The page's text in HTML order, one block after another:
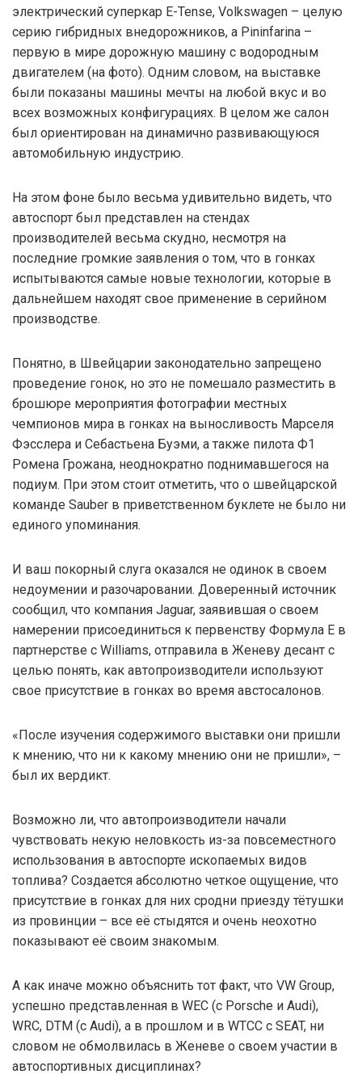
электрический суперкар E-Tense, Volkswagen – целую
серию гибридных внедорожников, а Pininfarina –
первую в мире дорожную машину с водородным
двигателем (на фото). Одним словом, на выставке
были показаны машины мечты на любой вкус и во
всех возможных конфигурациях. В целом же салон
был ориентирован на динамично развивающуюся
автомобильную индустрию.
На этом фоне было весьма удивительно видеть, что
автоспорт был представлен на стендах
производителей весьма скудно, несмотря на
последние громкие заявления о том, что в гонках
испытываются самые новые технологии, которые в
дальнейшем находят свое применение в серийном
производстве.
Понятно, в Швейцарии законодательно запрещено
проведение гонок, но это не помешало разместить в
брошюре мероприятия фотографии местных
чемпионов мира в гонках на выносливость Марселя
Фэсслера и Себастьена Буэми, а также пилота Ф1
Ромена Грожана, неоднократно поднимавшегося на
подиум. При этом стоит отметить, что о швейцарской
команде Sauber в приветственном буклете не было ни
единого упоминания.
И ваш покорный слуга оказался не одинок в своем
недоумении и разочаровании. Доверенный источник
сообщил, что компания Jaguar, заявившая о своем
намерении присоединиться к первенству Формула Е в
партнерстве с Williams, отправила в Женеву десант с
целью понять, как автопроизводители используют
свое присутствие в гонках во время австосалонов.
«После изучения содержимого выставки они пришли
к мнению, что ни к какому мнению они не пришли», –
был их вердикт.
Возможно ли, что автопроизводители начали
чувствовать некую неловкость из-за повсеместного
использования в автоспорте ископаемых видов
топлива? Создается абсолютно четкое ощущение, что
присутствие в гонках для них сродни приезду тётушки
из провинции – все её стыдятся и очень неохотно
показывают её своим знакомым.
А как иначе можно объяснить тот факт, что VW Group,
успешно представленная в WEC (с Porsche и Audi),
WRC, DTM (с Audi), а в прошлом и в WTCC с SEAT, ни
словом не обмолвилась в Женеве о своем участии в
автоспортивных дисциплинах?